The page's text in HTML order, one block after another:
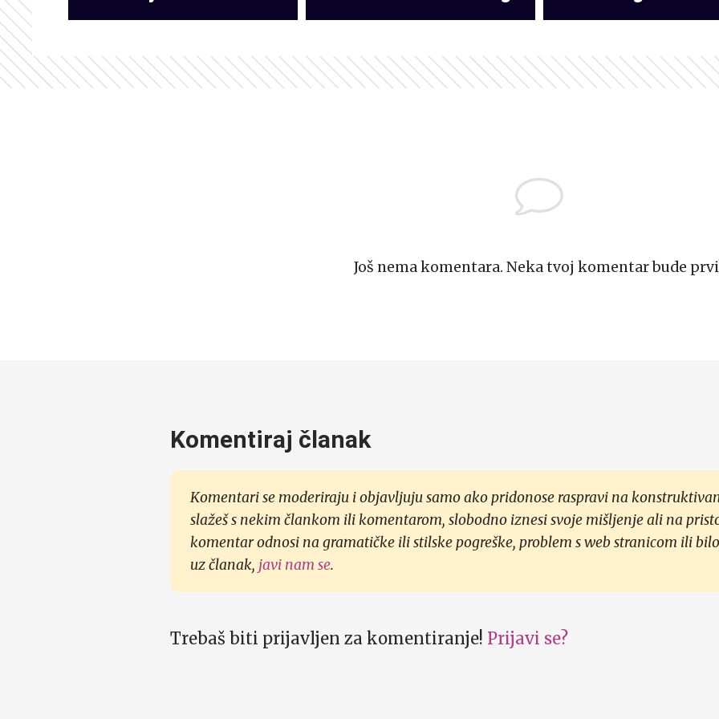
Još nema komentara. Neka tvoj komentar bude
Komentiraj članak
Komentari se moderiraju i objavljuju samo ako pridonose raspravi na
slažeš s nekim člankom ili komentarom, slobodno iznesi svoje mišljenje ali na
komentar odnosi na gramatičke ili stilske pogreške, problem s web stranicom ili
uz članak, javi nam se.
Trebaš biti prijavljen za komentiranje! Prijavi se?